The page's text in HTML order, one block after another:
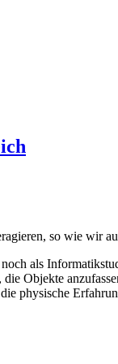
so wie wir
als
Objekte
physische